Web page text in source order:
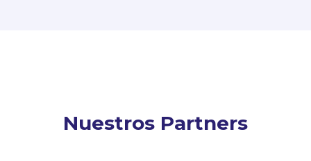
Nuestros Partners